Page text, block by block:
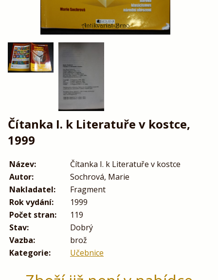
Čítanka I. k Literatuře v kostce,
1999
Název:
Čítanka I. k Literatuře v kostce
Autor:
Sochrová, Marie
Nakladatel:
Fragment
Rok vydání:
1999
Počet stran:
119
Stav:
Dobrý
Vazba:
brož
Kategorie:
Učebnice